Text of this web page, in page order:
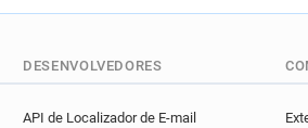
DESENVOLVEDORES
API de Localizador de E-mail